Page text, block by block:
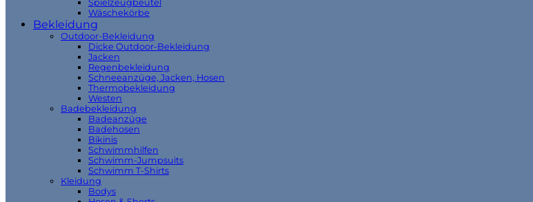
Spielzeugbeutel
Wäschekörbe
Bekleidung
Outdoor-Bekleidung
Dicke Outdoor-Bekleidung
Jacken
Regenbekleidung
Schneeanzüge, Jacken, Hosen
Thermobekleidung
Westen
Badebekleidung
Badeanzüge
Badehosen
Bikinis
Schwimmhilfen
Schwimm-Jumpsuits
Schwimm T-Shirts
Kleidung
Bodys